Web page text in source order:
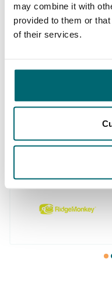
may combine it with
provided to them or
of their services.
Al 152.850 tevreden
Deze
1